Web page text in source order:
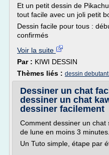
Et un petit dessin de
tout facile avec un joli petit
Dessin facile pour tous :
confirmés
Voir la suite
Par : KIWI DESSIN
Thèmes liés : dessin
Dessiner un chat
dessiner un chat
dessiner facilement
Comment dessiner un chat
de lune en moins 3 minutes.
Un Tuto simple, étape par